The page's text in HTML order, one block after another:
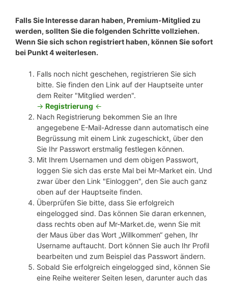
Falls Sie Interesse daran haben, Premium-Mitglied zu
werden, sollten Sie die folgenden Schritte vollziehen.
Wenn Sie sich schon registriert haben, können Sie sofort
bei Punkt 4 weiterlesen.
Falls noch nicht geschehen, registrieren Sie sich
bitte. Sie finden den Link auf der Hauptseite unter
dem Reiter "Mitglied werden".
-> Registrierung <-
Nach Registrierung bekommen Sie an Ihre
angegebene E-Mail-Adresse dann automatisch eine
Begrüssung mit einem Link zugeschickt, über den
Sie Ihr Passwort erstmalig festlegen können.
Mit Ihrem Usernamen und dem obigen Passwort,
loggen Sie sich das erste Mal bei Mr-Market ein. Und
zwar über den Link "Einloggen", den Sie auch ganz
oben auf der Hauptseite finden.
Überprüfen Sie bitte, dass Sie erfolgreich
eingelogged sind. Das können Sie daran erkennen,
dass rechts oben auf Mr-Market.de, wenn Sie mit
der Maus über das Wort „Willkommen“ gehen, Ihr
Username auftaucht. Dort können Sie auch Ihr Profil
bearbeiten und zum Beispiel das Passwort ändern.
Sobald Sie erfolgreich eingelogged sind, können Sie
eine Reihe weiterer Seiten lesen, darunter auch das